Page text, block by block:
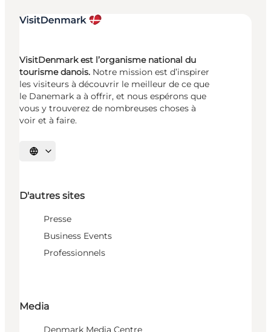
VisitDenmark est l’organisme national du
tourisme danois. Notre mission est d’inspirer
les visiteurs à découvrir le meilleur de ce que
le Danemark a à offrir, et nous espérons que
vous y trouverez de nombreuses choses à
voir et à faire.
Choisissez la langue
D'autres sites
Presse
Business Events
Professionnels
Media
Denmark Media Centre